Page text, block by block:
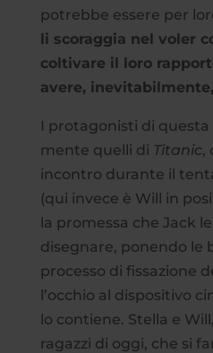
potrebbe essere per
li scoraggia nel voler
coltivare il loro
avere,
I protagonisti di
mente quelli di Titanic,
incontro durante il
(qui invece è Will in
la promessa che Jack
disegnare, ponendo le
processo di fissazione
l’occhio al dispositivo
lo contiene. Stella e
ragazzi di oggi, che si